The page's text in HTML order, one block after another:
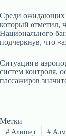
Среди ожидающих
который отметил,
Национального
подчеркнув, что
Ситуация в
систем контроля,
пассажиров
Метки
#Алишер #